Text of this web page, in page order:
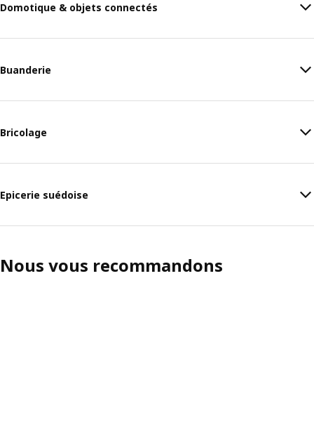
Domotique & objets connectés
Buanderie
Bricolage
Epicerie suédoise
Nous vous recommandons